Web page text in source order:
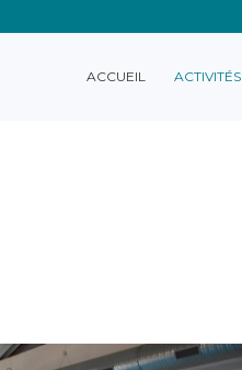
ACCUEIL ACTIVITÉS